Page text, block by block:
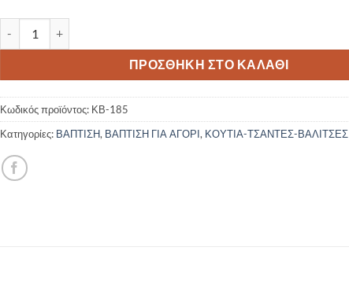
ΠΡΟΣΘΉΚΗ ΣΤΟ ΚΑΛΆΘΙ
Κωδικός προϊόντος: ΚΒ-185
Κατηγορίες: ΒΑΠΤΙΣΗ, ΒΑΠΤΙΣΗ ΓΙΑ ΑΓΟΡΙ, ΚΟΥΤΙΑ-ΤΣΑΝΤΕΣ-ΒΑΛΙΤΣΕΣ